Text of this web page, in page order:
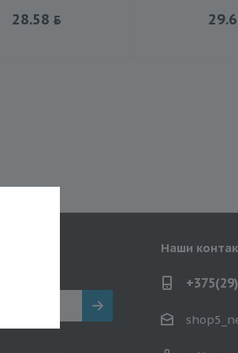
28.58
на
Наши